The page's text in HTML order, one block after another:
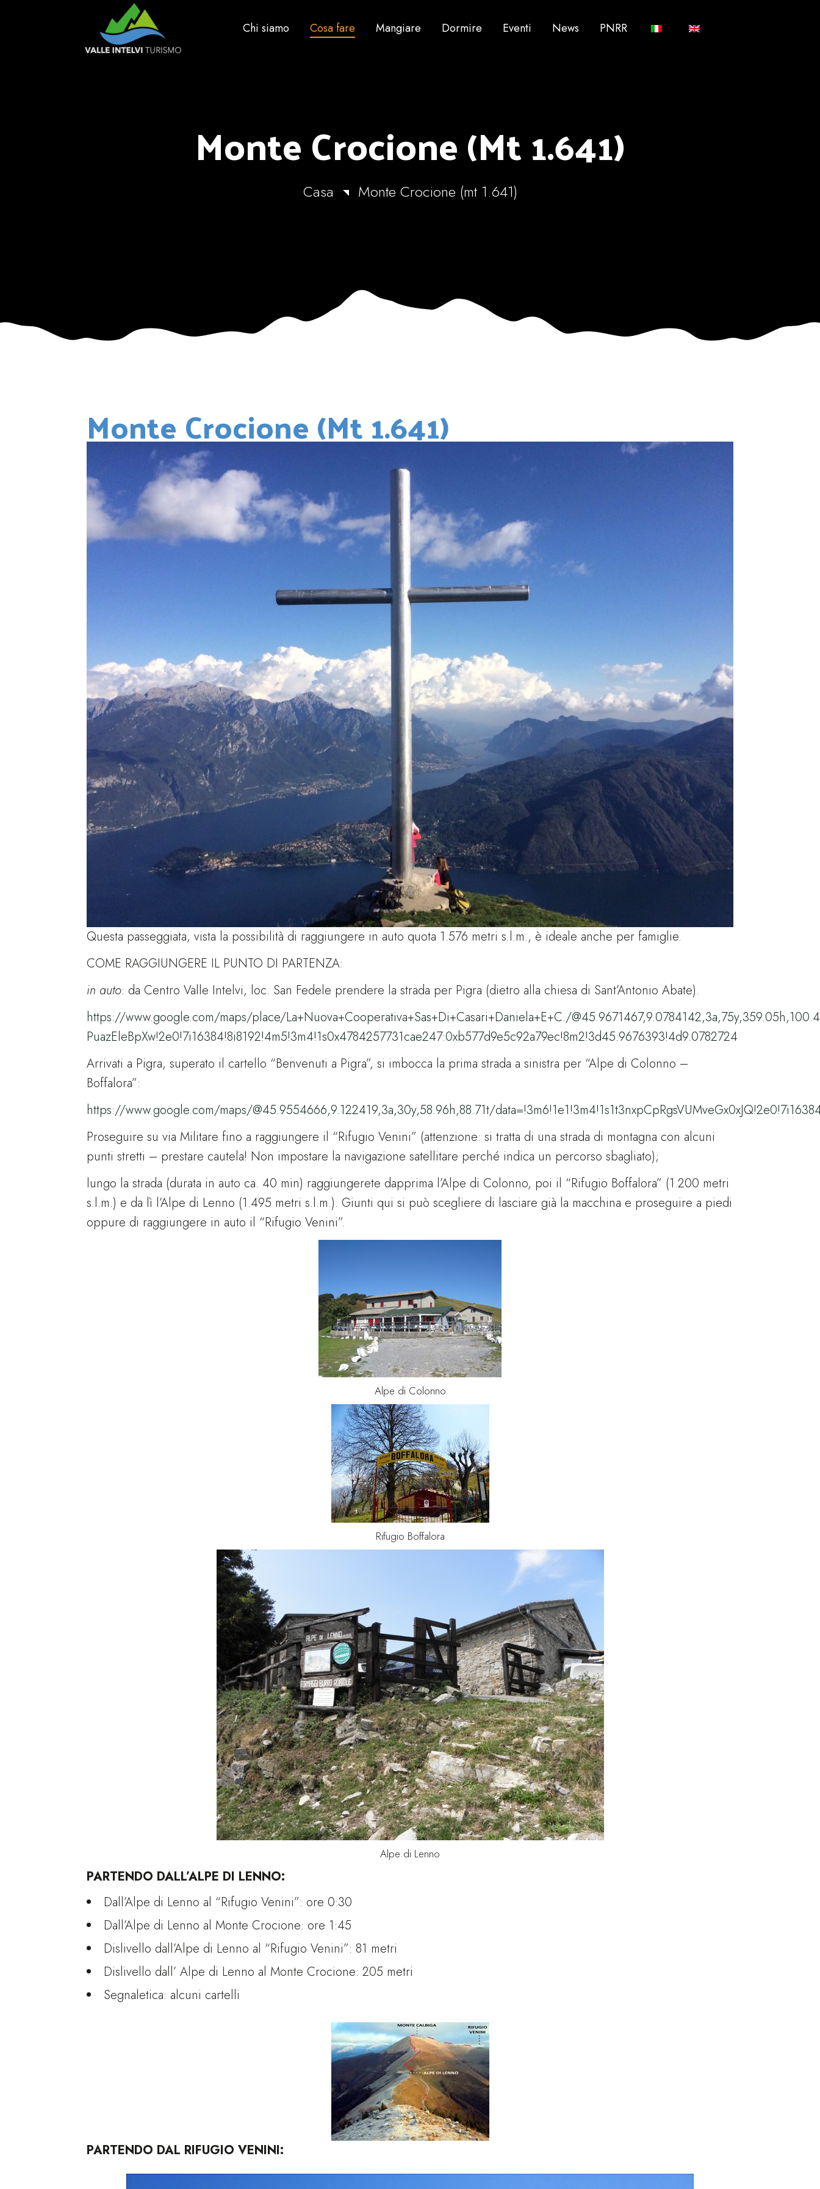
Chi siamo Cosa fare Mangiare Dormire Eventi News PNRR
Monte Crocione (mt 1.641)
Casa Monte Crocione (mt 1.641)
Monte Crocione (mt 1.641)
Questa passeggiata, vista la possibilità di raggiungere in auto quota 1.576 metri s.l.m., è ideale anche per famiglie.
COME RAGGIUNGERE IL PUNTO DI PARTENZA:
in auto: da Centro Valle Intelvi, loc. San Fedele prendere la strada per Pigra (dietro alla chiesa di Sant’Antonio Abate).
https://www.google.com/maps/place/La+Nuova+Cooperativa+Sas+Di+Casari+Daniela+E+C./
PuazEleBpXw!2e0!7i16384!8i8192!4m5!3m4!1s0x4784257731cae247:0xb577d9e5c92a79ec!8m2!3d45.9676393!4d9.0782724
Arrivati a Pigra, superato il cartello “Benvenuti a Pigra”, si imbocca la prima strada a sinistra per “Alpe di Colonno –
Boffalora”:
https://www.google.com/maps/@45.9554666,9.122419,3a,30y,58.96h,88.71t/
Proseguire su via Militare fino a raggiungere il “Rifugio Venini” (attenzione: si tratta di una strada di montagna con alcuni
punti stretti – prestare cautela! Non impostare la navigazione satellitare perché indica un percorso sbagliato);
lungo la strada (durata in auto ca. 40 min) raggiungerete dapprima l’Alpe di Colonno, poi il “Rifugio Boffalora” (1.200 metri
s.l.m.) e da lì l’Alpe di Lenno (1.495 metri s.l.m.). Giunti qui si può scegliere di lasciare già la macchina e proseguire a piedi
oppure di raggiungere in auto il “Rifugio Venini”.
Alpe di Colonno
Rifugio Boffalora
Alpe di Lenno
PARTENDO DALL’ALPE DI LENNO:
Dall’Alpe di Lenno al “Rifugio Venini”: ore 0:30
Dall’Alpe di Lenno al Monte Crocione: ore 1:45
Dislivello dall’Alpe di Lenno al “Rifugio Venini”: 81 metri
Dislivello dall’ Alpe di Lenno al Monte Crocione: 205 metri
Segnaletica: alcuni cartelli
PARTENDO DAL RIFUGIO VENINI: